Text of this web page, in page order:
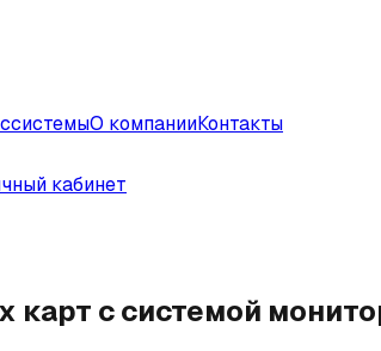
О компанииКонтакты
кабинет
карт с системой